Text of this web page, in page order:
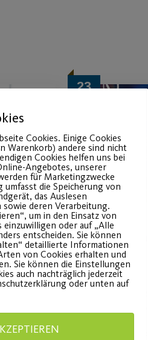
23
startet
für den
Cookies. Einige Cookies
Warenkorb) andere sind nicht
Cookies helfen uns bei
Angebotes, unserer
für Marketingzwecke
die Speicherung von
das Auslesen
deren Verarbeitung.
um in den Einsatz von
oder auf „Alle
entscheiden. Sie können
detaillierte Informationen
von Cookies erhalten und
Sie können die Einstellungen
auch nachträglich jederzeit
oder unten auf